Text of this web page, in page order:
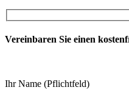
Vereinbaren Sie einen
Ihr Name (Pflichtfeld)